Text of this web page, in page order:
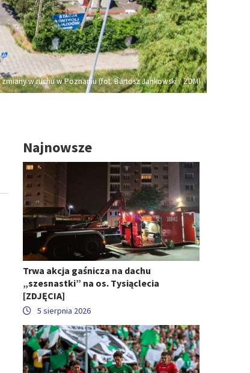
zmiany w ruchu w Poznaniu (fot. Bartosz Jankowski / ZDM)
Najnowsze
Trwa akcja gaśnicza na dachu
„szesnastki” na os. Tysiąclecia
[ZDJĘCIA]
5 sierpnia 2026